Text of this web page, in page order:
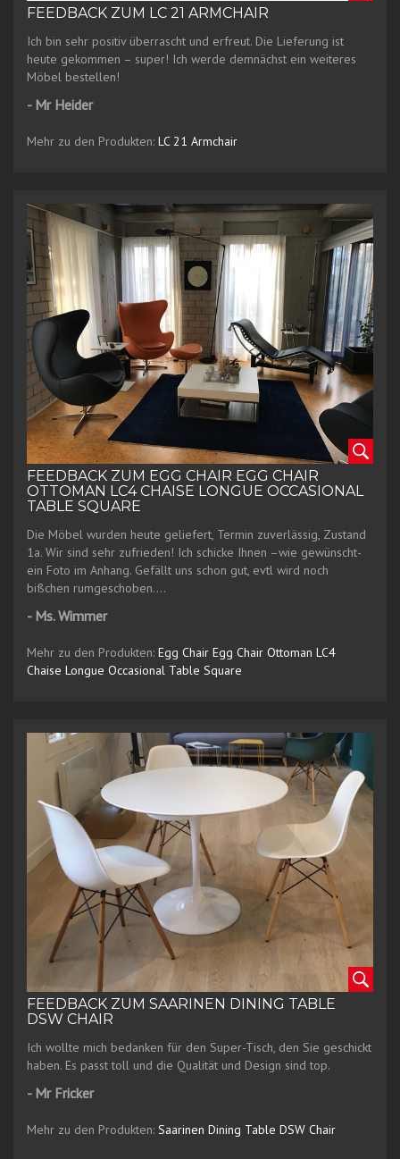
FEEDBACK ZUM LC 21 ARMCHAIR
Ich bin sehr positiv überrascht und erfreut. Die Lieferung ist
heute gekommen – super! Ich werde demnächst ein weiteres
Möbel bestellen!
- Mr Heider
Mehr zu den Produkten: LC 21 Armchair
FEEDBACK ZUM EGG CHAIR EGG CHAIR
OTTOMAN LC4 CHAISE LONGUE OCCASIONAL
TABLE SQUARE
Die Möbel wurden heute geliefert, Termin zuverlässig, Zustand
1a. Wir sind sehr zufrieden! Ich schicke Ihnen –wie gewünscht-
ein Foto im Anhang. Gefällt uns schon gut, evtl wird noch
bißchen rumgeschoben….
- Ms. Wimmer
Mehr zu den Produkten: Egg Chair Egg Chair Ottoman LC4
Chaise Longue Occasional Table Square
FEEDBACK ZUM SAARINEN DINING TABLE
DSW CHAIR
Ich wollte mich bedanken für den Super-Tisch, den Sie geschickt
haben. Es passt toll und die Qualität und Design sind top.
- Mr Fricker
Mehr zu den Produkten: Saarinen Dining Table DSW Chair